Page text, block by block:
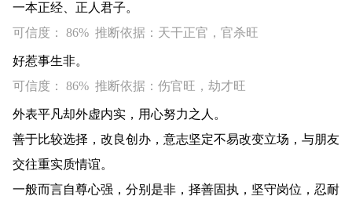
一本正经、正人君子。
可信度： 86% 推断依据：天干正官，官杀旺
好惹事生非。
可信度： 86% 推断依据：伤官旺，劫才旺
外表平凡却外虚内实，用心努力之人。
善于比较选择，改良创办，意志坚定不易改变立场，与朋友
交往重实质情谊。
一般而言自尊心强，分别是非，择善固执，坚守岗位，忍耐